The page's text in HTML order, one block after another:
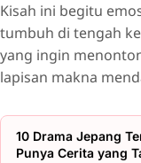
Kisah ini begitu
tumbuh di tengah
yang ingin
lapisan makna
10 Drama Jepang
Punya Cerita yang